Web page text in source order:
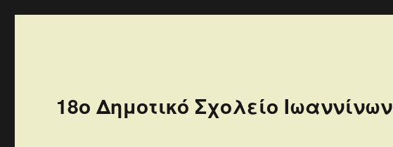
18ο Δημοτικό Σχολείο Ιωαννίνων